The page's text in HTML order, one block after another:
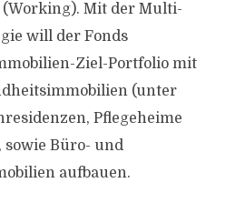
Mit der Multi-
will der Fonds
Ziel-Portfolio mit
(unter
Pflegeheime
sowie Büro- und
aufbauen.